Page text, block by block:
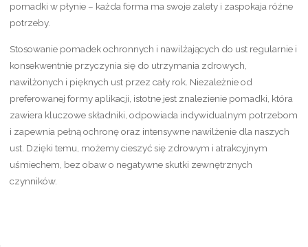
pomadki w płynie – każda forma ma swoje zalety i zaspokaja różne
potrzeby.
Stosowanie pomadek ochronnych i nawilżających do ust regularnie i
konsekwentnie przyczynia się do utrzymania zdrowych,
nawilżonych i pięknych ust przez cały rok. Niezależnie od
preferowanej formy aplikacji, istotne jest znalezienie pomadki, która
zawiera kluczowe składniki, odpowiada indywidualnym potrzebom
i zapewnia pełną ochronę oraz intensywne nawilżenie dla naszych
ust. Dzięki temu, możemy cieszyć się zdrowym i atrakcyjnym
uśmiechem, bez obaw o negatywne skutki zewnętrznych
czynników.